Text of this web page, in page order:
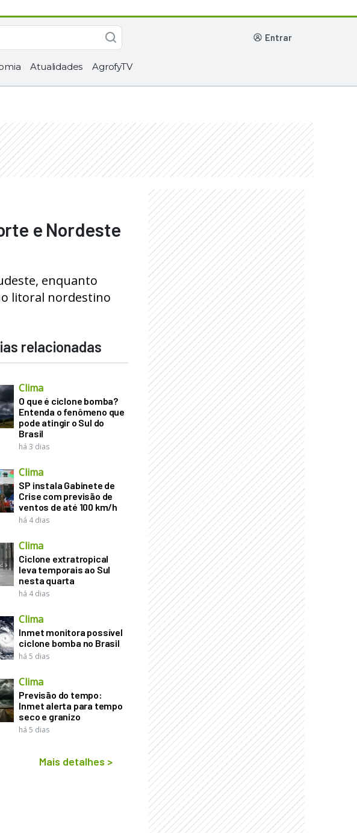
entrar
Atualidades AgrofyTV
e Nordeste
enquanto
litoral nordestino
relacionadas
Clima
O que é ciclone bomba?
Entenda o fenômeno que
pode atingir o Sul do
Brasil
há 3 dias
Clima
SP instala Gabinete de
Crise com previsão de
ventos de até 100 km/h
há 4 dias
Clima
Ciclone extratropical
leva temporais ao Sul
nesta quarta
há 4 dias
Clima
Inmet monitora possível
ciclone bomba no Brasil
há 5 dias
Clima
Previsão do tempo:
Inmet alerta para tempo
seco e granizo
há 5 dias
Mais detalhes >